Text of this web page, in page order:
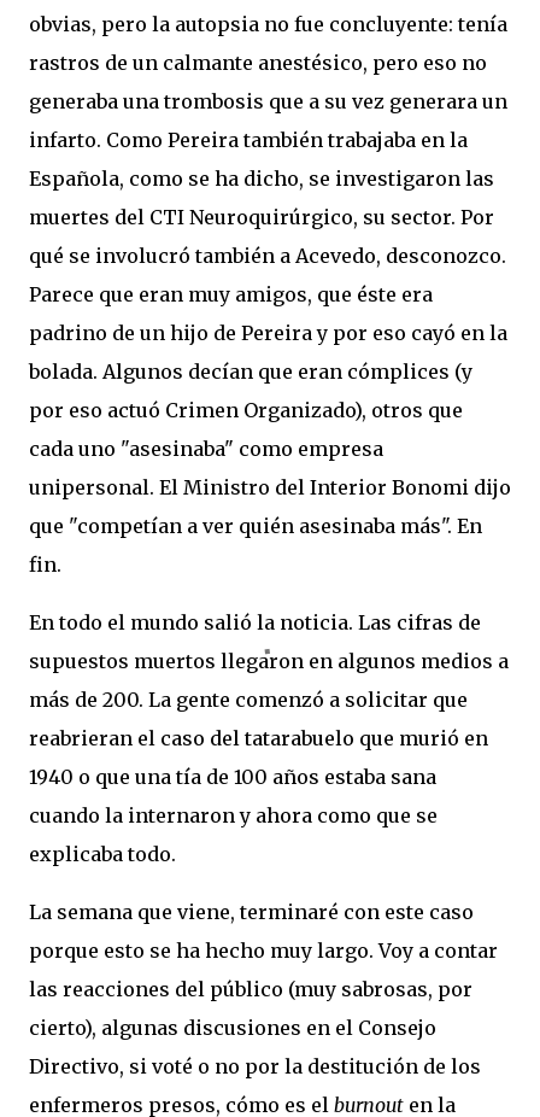
obvias, pero la autopsia no fue concluyente: tenía
rastros de un calmante anestésico, pero eso no
generaba una trombosis que a su vez generara un
infarto. Como Pereira también trabajaba en la
Española, como se ha dicho, se investigaron las
muertes del CTI Neuroquirúrgico, su sector. Por
qué se involucró también a Acevedo, desconozco.
Parece que eran muy amigos, que éste era
padrino de un hijo de Pereira y por eso cayó en la
bolada. Algunos decían que eran cómplices (y
por eso actuó Crimen Organizado), otros que
cada uno "asesinaba" como empresa
unipersonal. El Ministro del Interior Bonomi dijo
que "competían a ver quién asesinaba más". En
fin.
En todo el mundo salió la noticia. Las cifras de
supuestos muertos llegaron en algunos medios a
más de 200. La gente comenzó a solicitar que
reabrieran el caso del tatarabuelo que murió en
1940 o que una tía de 100 años estaba sana
cuando la internaron y ahora como que se
explicaba todo.
La semana que viene, terminaré con este caso
porque esto se ha hecho muy largo. Voy a contar
las reacciones del público (muy sabrosas, por
cierto), algunas discusiones en el Consejo
Directivo, si voté o no por la destitución de los
enfermeros presos, cómo es el burnout en la